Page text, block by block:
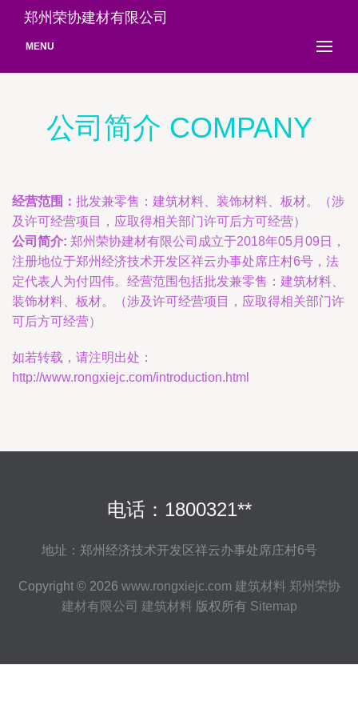
郑州荣协建材有限公司
MENU
公司简介 COMPANY
经营范围： 批发兼零售：建筑材料、装饰材料、板材。（涉
及许可经营项目，应取得相关部门许可后方可经营）
公司简介: 郑州荣协建材有限公司成立于2018年05月09日，
注册地位于郑州经济技术开发区祥云办事处席庄村6号，法
定代表人为付四伟。经营范围包括批发兼零售：建筑材料、
装饰材料、板材。（涉及许可经营项目，应取得相关部门许
可后方可经营）
如若转载，请注明出处：
http://www.rongxiejc.com/introduction.html
电话：1800321**
地址：郑州经济技术开发区祥云办事处席庄村6号
Copyright © 2026 www.rongxiejc.com 建筑材料 郑州荣协
建材有限公司 建筑材料 版权所有 Sitemap